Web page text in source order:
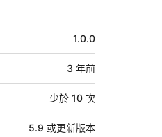
1.0.0
3 年前
少於 10 次
5.9 或更新版本